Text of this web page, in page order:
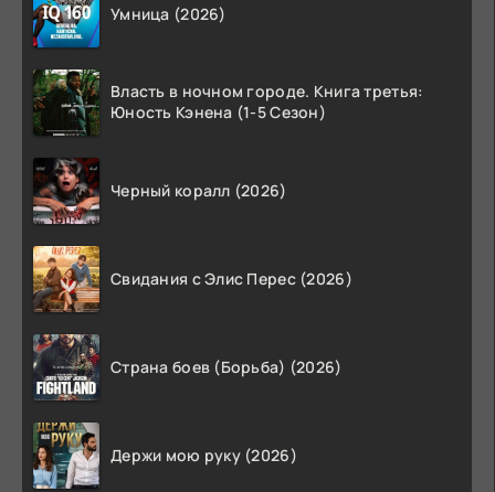
Умница (2026)
Власть в ночном городе. Книга третья:
Юность Кэнена (1-5 Сезон)
Черный коралл (2026)
Свидания с Элис Перес (2026)
Страна боев (Борьба) (2026)
Держи мою руку (2026)